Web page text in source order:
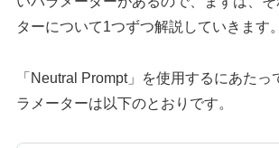
ターについて1つずつ解説していきます。
「Neutral Prompt」を使用するにあた
ラメーターは以下のとおりです。